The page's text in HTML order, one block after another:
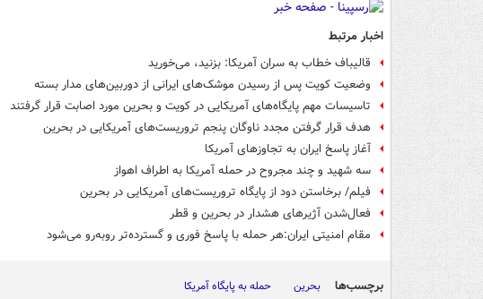
اخبار مرتبط
قالیباف خطاب به سران آمریکا: بزنید، می‌خورید
وضعیت کویت پس از رسیدن موشک‌های ایرانی از دوربین‌های مدار بسته
تاسیسات مهم پایگاه‌های آمریکایی در کویت و بحرین مورد اصابت قرار گرفتند
هدف قرار گرفتن مجدد ناوگان پنجم تروریست‌های آمریکایی در بحرین
آغاز پاسخ ایران به تجاوزهای آمریکا
سه شهید و چند مجروح در حمله آمریکا به اطراف اهواز
فیلم/ برخاستن دود از پایگاه تروریست‌های آمریکایی در بحرین
فعال‌شدن آژیرهای هشدار در بحرین و قطر
مقام امنیتی ایران:هر حمله با پاسخ فوری و گسترده‌تر روبه‌رو می‌شود
برچسب‌ها بحرین حمله به پایگاه آمریکا